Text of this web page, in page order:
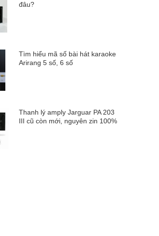
đâu?
Tìm hiểu mã số bài hát karaoke
Arirang 5 số, 6 số
Thanh lý amply Jarguar PA 203
III cũ còn mới, nguyên zin 100%